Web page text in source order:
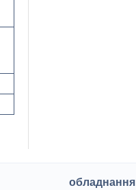
обладнання